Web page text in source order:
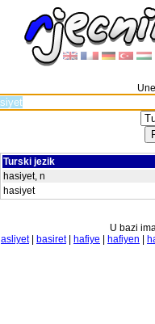
Turski jezik
hasiyet, n
hasiyet
U bazi
asliyet| basiret| hafiye hafiyen